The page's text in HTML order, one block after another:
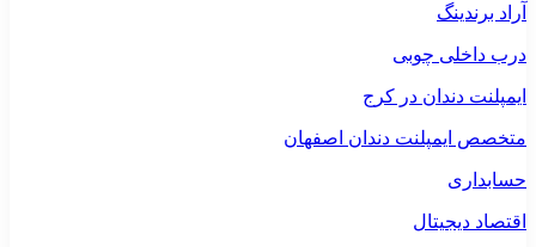
آراد برندینگ
درب داخلی چوبی
ایمپلنت دندان در کرج
متخصص ایمپلنت دندان اصفهان
حسابداری
اقتصاد دیجیتال